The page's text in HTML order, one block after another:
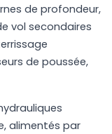
de profondeur,
vol secondaires
de poussée,
alimentés par